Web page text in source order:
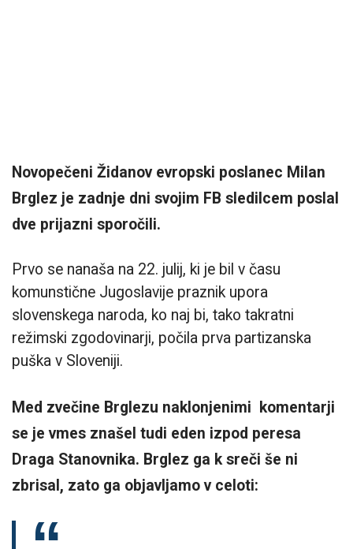
Novopečeni Židanov evropski poslanec Milan
Brglez je zadnje dni svojim FB sledilcem poslal
dve prijazni sporočili.
Prvo se nanaša na 22. julij, ki je bil v času
komunstične Jugoslavije praznik upora
slovenskega naroda, ko naj bi, tako takratni
režimski zgodovinarji, počila prva partizanska
puška v Sloveniji.
Med zvečine Brglezu naklonjenimi komentarji
se je vmes znašel tudi eden izpod peresa
Draga Stanovnika. Brglez ga k sreči še ni
zbrisal, zato ga objavljamo v celoti: